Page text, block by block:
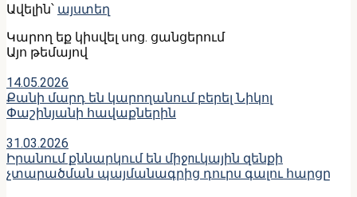
Ավելին՝ այստեղ
Կարող եք կիսվել սոց․ ցանցերում
Այո թեմայով
14.05.2026
Քանի մարդ են կարողանում բերել Նիկոլ
Փաշինյանի հավաքներին
31.03.2026
Իրանում քննարկում են միջnւկային զենքի
չտարածման պայմանագրից դուրս գալու հարցը